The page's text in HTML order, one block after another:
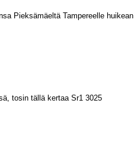
Pieksämäeltä Tampereelle huikean
tosin tällä kertaa Sr1 3025